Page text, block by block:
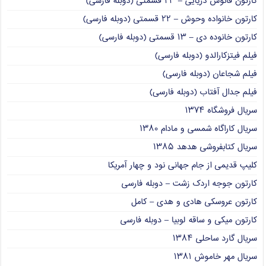
کارتون خانواده وحوش – ۲۲ قسمتی (دوبله فارسی)
کارتون خانوده دی – ۱۳ قسمتی (دوبله فارسی)
فیلم فیتزکارالدو (دوبله فارسی)
فیلم شجاعان (دوبله فارسی)
فیلم جدال آفتاب (دوبله فارسی)
سریال فروشگاه ۱۳۷۴
سریال کاراگاه شمسی و مادام ۱۳۸۰
سریال کتابفروشی هدهد ۱۳۸۵
کلیپ قدیمی از جام جهانی نود و چهار آمریکا
کارتون جوجه اردک زشت – دوبله فارسی
کارتون عروسکی هادی و هدی – کامل
کارتون میکی و ساقه لوبیا – دوبله فارسی
سریال گارد ساحلی ۱۳۸۴
سریال مهر خاموش ۱۳۸۱